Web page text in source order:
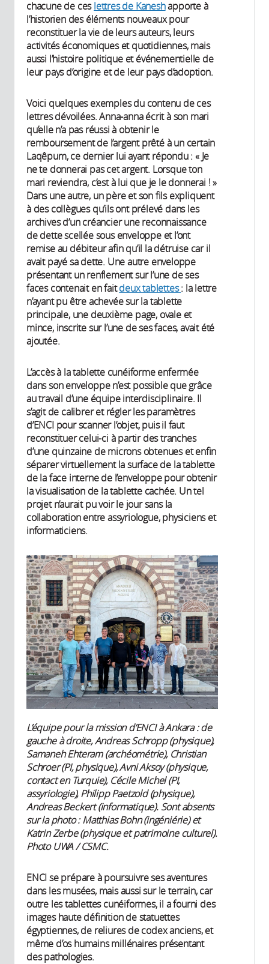
chacune de ceslettres de Kaneshapporte à
l’historien des éléments nouveaux pour
reconstituer la vie de leurs auteurs, leurs
activités économiques et quotidiennes, mais
aussi l’histoire politique et événementielle de
leur pays d’origine et de leur pays d’adoption.
Voici quelques exemples du contenu de ces
lettres dévoilées. Anna-anna écrit à son mari
qu’elle n’a pas réussi à obtenir le
remboursement de l’argent prêté à un certain
Laqêpum, ce dernier lui ayant répondu : « Je
ne te donnerai pas cet argent. Lorsque ton
mari reviendra, c’est à lui que je le donnerai ! »
Dans une autre, un père et son fils expliquent
à des collègues qu’ils ont prélevé dans les
archives d’un créancier une reconnaissance
de dette scellée sous enveloppe et l’ont
remise au débiteur afin qu’il la détruise car il
avait payé sa dette. Une autre enveloppe
présentant un renflement sur l’une de ses
faces contenait en faitdeux tablettes: la lettre
n’ayant pu être achevée sur la tablette
principale, une deuxième page, ovale et
mince, inscrite sur l’une de ses faces, avait été
ajoutée.
L’accès à la tablette cunéiforme enfermée
dans son enveloppe n’est possible que grâce
au travail d’une équipe interdisciplinaire. Il
s’agit de calibrer et régler les paramètres
d’ENCI pour scanner l’objet, puis il faut
reconstituer celui-ci à partir des tranches
d’une quinzaine de microns obtenues et enfin
séparer virtuellement la surface de la tablette
de la face interne de l’enveloppe pour obtenir
la visualisation de la tablette cachée. Un tel
projet n’aurait pu voir le jour sans la
collaboration entre assyriologue, physiciens et
informaticiens.
L’équipe pour la mission d’ENCI à Ankara : de
gauche à droite, Andreas Schropp (physique),
Samaneh Ehteram (archéométrie), Christian
Schroer (PI, physique), Avni Aksoy (physique,
contact en Turquie), Cécile Michel (PI,
assyriologie), Philipp Paetzold (physique),
Andreas Beckert (informatique). Sont absents
sur la photo : Matthias Bohn (ingéniérie) et
Katrin Zerbe (physique et patrimoine culturel).
Photo UWA / CSMC.
ENCI se prépare à poursuivre ses aventures
dans les musées, mais aussi sur le terrain, car
outre les tablettes cunéiformes, il a fourni des
images haute définition de statuettes
égyptiennes, de reliures de codex anciens, et
même d’os humains millénaires présentant
des pathologies.